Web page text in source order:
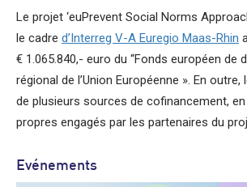
Le projet ‘euPrevent Social Norms
le cadre d’Interreg V-A Euregio Maas-Rhin
€ 1.065.840,- euro du “Fonds européen de
régional de l’Union Européenne ». En
de plusieurs sources de cofinancement,
propres engagés par les partenaires du
Evénements